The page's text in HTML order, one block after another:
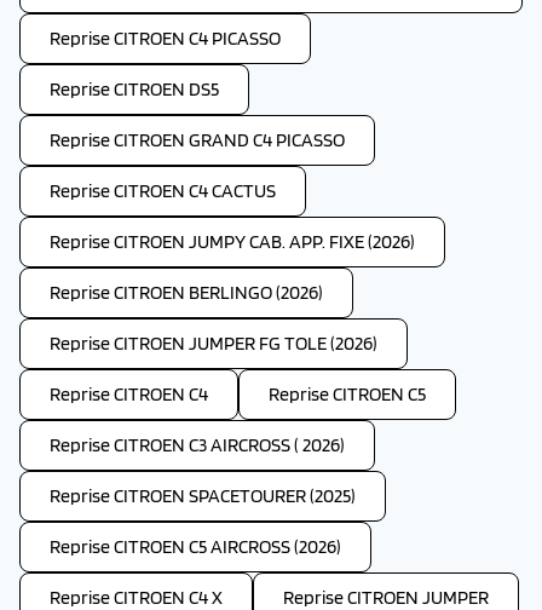
Reprise CITROEN C4 PICASSO
Reprise CITROEN DS5
Reprise CITROEN GRAND C4 PICASSO
Reprise CITROEN C4 CACTUS
Reprise CITROEN JUMPY CAB. APP. FIXE (2026)
Reprise CITROEN BERLINGO (2026)
Reprise CITROEN JUMPER FG TOLE (2026)
Reprise CITROEN C4 Reprise CITROEN C5
Reprise CITROEN C3 AIRCROSS ( 2026)
Reprise CITROEN SPACETOURER (2025)
Reprise CITROEN C5 AIRCROSS (2026)
Reprise CITROEN C4 X Reprise CITROEN JUMPER